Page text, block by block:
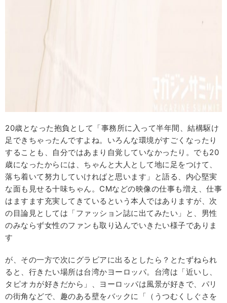
20歳となった抱負として「事務所に入って半年間、結構駆け
足できちゃったんですよね。いろんな環境がすごくなったり
することも、自分ではあまり自覚していなかったり。でも20
歳になったからには、ちゃんと大人として地に足をつけて、
落ち着いて努力していければと思います」と語る、内心堅実
な面も見せる十味ちゃん。CMなどの映像の仕事も増え、仕事
はますます充実してきているという本人ではありますが、次
の目論見としては「ファッション誌に出てみたい」と、男性
のみならず女性のファンも取り込んでいきたい様子でありま
す
が、その一方で次にグラビアに出るとしたら？とたずねられ
ると、行きたい場所は台湾かヨーロッパ。台湾は「近いし、
タピオカが好きだから」、ヨーロッパは風景が好きで、パリ
の街角などで、趣のある壁をバックに「（うつむくしぐさを